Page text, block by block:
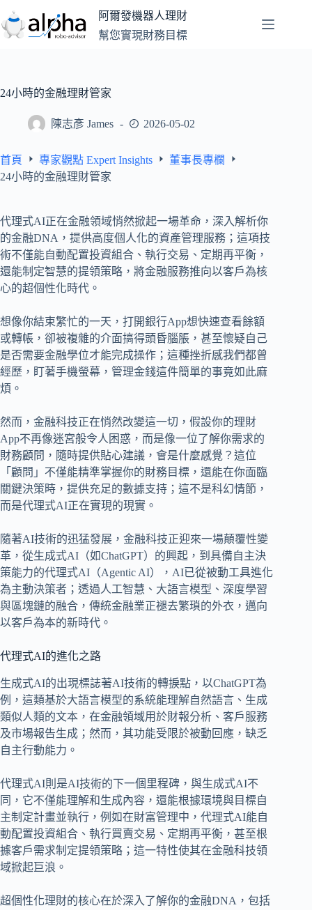
至
主
容
阿爾發機器人理財
幫您實現財務目標
24小時的金融理財管家
陳志彥 James 2026-05-02
首頁 專家觀點 Expert Insights
董事長專欄
24小時的金融理財管家
代理式AI正在金融領域悄然掀起一場革命，深入解析你
的金融DNA，提供高度個人化的資產管理服務；這項技
術不僅能自動配置投資組合、執行交易、定期再平衡，
還能制定智慧的提領策略，將金融服務推向以客戶為核
心的超個性化時代。
想像你結束繁忙的一天，打開銀行App想快速查看餘額
或轉帳，卻被複雜的介面搞得頭昏腦脹，甚至懷疑自己
是否需要金融學位才能完成操作；這種挫折感我們都曾
經歷，盯著手機螢幕，管理金錢這件簡單的事竟如此麻
煩。
然而，金融科技正在悄然改變這一切，假設你的理財
App不再像迷宮般令人困惑，而是像一位了解你需求的
財務顧問，隨時提供貼心建議，會是什麼感覺？這位
「顧問」不僅能精準掌握你的財務目標，還能在你面臨
關鍵決策時，提供充足的數據支持；這不是科幻情節，
而是代理式AI正在實現的現實。
隨著AI技術的迅猛發展，金融科技正迎來一場顛覆性變
革，從生成式AI（如ChatGPT）的興起，到具備自主決
策能力的代理式AI（Agentic AI），AI已從被動工具進化
為主動決策者；透過人工智慧、大語言模型、深度學習
與區塊鏈的融合，傳統金融業正褪去繁瑣的外衣，邁向
以客戶為本的新時代。
代理式AI的進化之路
生成式AI的出現標誌著AI技術的轉捩點，以ChatGPT為
例，這類基於大語言模型的系統能理解自然語言、生成
類似人類的文本，在金融領域用於財報分析、客戶服務
及市場報告生成；然而，其功能受限於被動回應，缺乏
自主行動能力。
代理式AI則是AI技術的下一個里程碑，與生成式AI不
同，它不僅能理解和生成內容，還能根據環境與目標自
主制定計畫並執行，例如在財富管理中，代理式AI能自
動配置投資組合、執行買賣交易、定期再平衡，甚至根
據客戶需求制定提領策略；這一特性使其在金融科技領
域掀起巨浪。
超個性化理財的核心在於深入了解你的金融DNA，包括